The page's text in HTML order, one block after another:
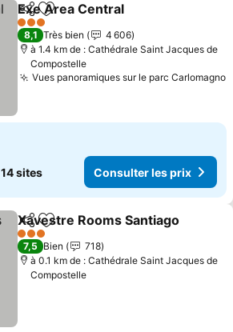
PartagerAjouter à mes favoris
Exe Area Central
3 Étoiles
8,1 Très bien
4 606
à 1.4 km de : Cathédrale Saint Jacques de
Compostelle
Vues panoramiques sur le parc Carlomagno
14 sites Consulter les prix
PartagerAjouter à mes favoris
Xavestre Rooms Santiago
3 Étoiles
7,5 Bien
718
à 0.1 km de : Cathédrale Saint Jacques de
Compostelle